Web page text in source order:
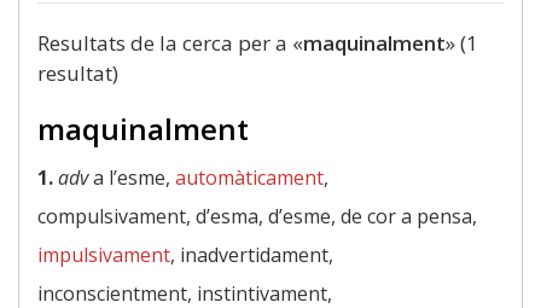
Resultats de la cerca per a «maquinalment» (1
resultat)
maquinalment
1.adva l’esme, automàticament,
compulsivament, d’esma, d’esme, de cor a pensa,
impulsivament, inadvertidament,
inconscientment, instintivament,